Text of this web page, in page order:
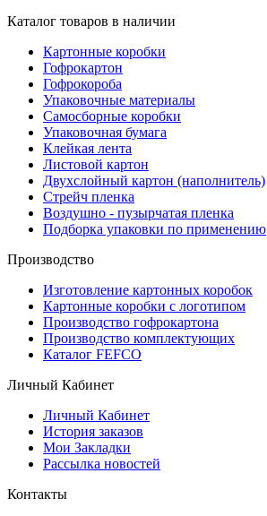
Каталог товаров в наличии
Картонные коробки
Гофрокартон
Гофрокороба
Упаковочные материалы
Самосборные коробки
Упаковочная бумага
Клейкая лента
Листовой картон
Двухслойный картон (наполнитель)
Стрейч пленка
Воздушно - пузырчатая пленка
Подборка упаковки по применению
Производство
Изготовление картонных коробок
Картонные коробки с логотипом
Производство гофрокартона
Производство комплектующих
Каталог FEFCO
Личный Кабинет
Личный Кабинет
История заказов
Мои Закладки
Рассылка новостей
Контакты